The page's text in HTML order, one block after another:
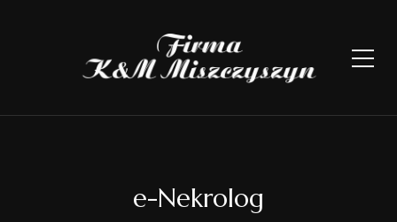
e-Nekrolog